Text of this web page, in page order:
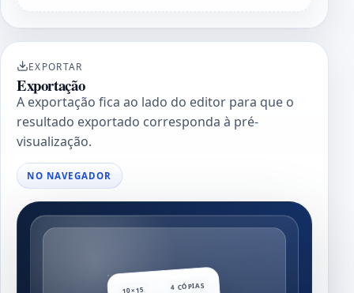
EXPORTAR
Exportação
A exportação fica ao lado do editor para que o
resultado exportado corresponda à pré-
visualização.
NO NAVEGADOR
10×15 4 CÓPIAS